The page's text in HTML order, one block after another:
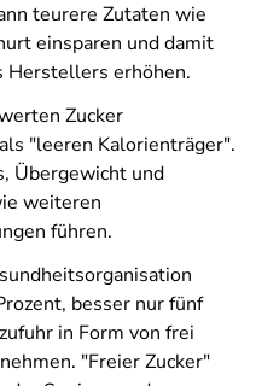
teurere Zutaten wie
einsparen und damit
Herstellers erhöhen.
Zucker
"leeren Kalorienträger".
Übergewicht und
weiteren
führen.
besser nur fünf
in Form von frei
"Freier Zucker"